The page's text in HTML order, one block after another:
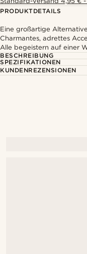
PRODUKTDETAILS
Eine großartige
Charmantes, adrettes
Alle begeistern auf einer
BESCHREIBUNG
SPEZIFIKATIONEN
KUNDENREZENSIONEN